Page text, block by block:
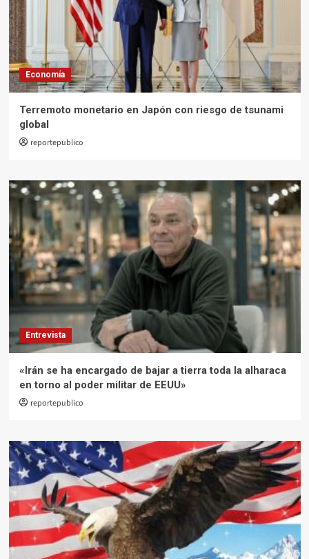
Economía
Terremoto monetario en Japón con riesgo de tsunami
global
reportepublico
Entrevista
«Irán se ha encargado de bajar a tierra toda la alharaca
en torno al poder militar de EEUU»
reportepublico